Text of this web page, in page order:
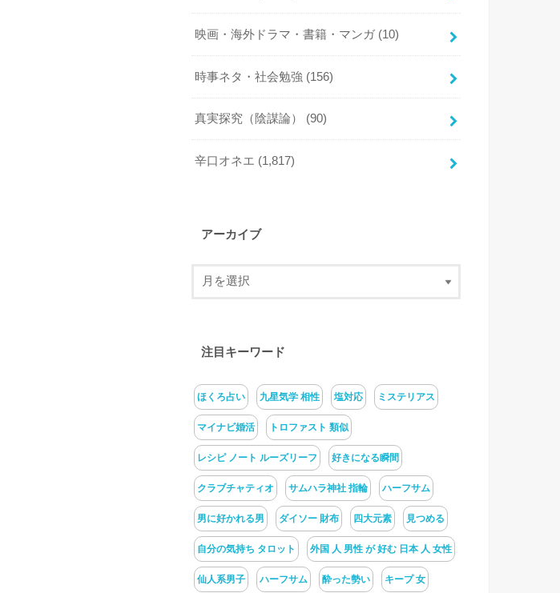
映画・海外ドラマ・書籍・マンガ (10)
時事ネタ・社会勉強 (156)
真実探究（陰謀論） (90)
辛口オネエ (1,817)
アーカイブ
注目キーワード
ほくろ占い 九星気学 相性 塩対応 ミステリアス
マイナビ婚活 トロファスト 類似
レシピ ノート ルーズリーフ 好きになる瞬間
クラブチャティオ サムハラ神社 指輪 ハーフサム
男に好かれる男 ダイソー 財布 四大元素 見つめる
自分の気持ち タロット 外国 人 男性 が 好む 日本 人 女性
仙人系男子 ハーフサム 酔った勢い キープ 女